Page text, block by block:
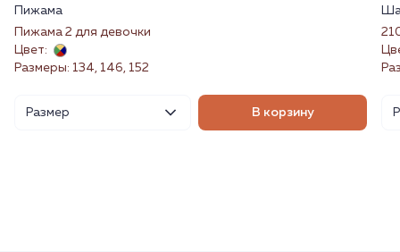
Пижама
Пижама 2 для девочки
Цвет:
Размеры: 134, 146, 152
Размер В корзину